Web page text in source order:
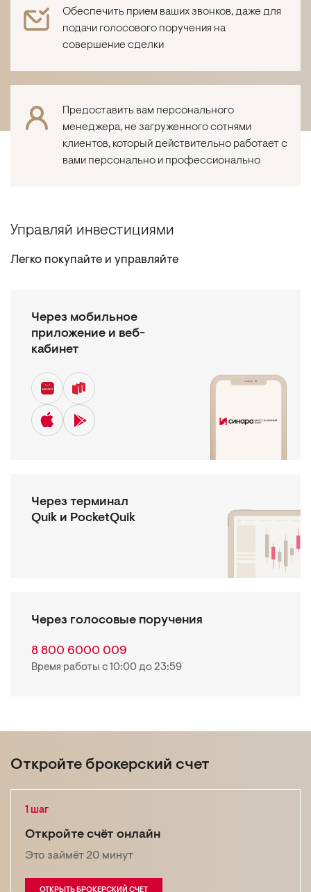
Обеспечить прием ваших звонков, даже для
подачи голосового поручения на
совершение сделки
Предоставить вам персонального
менеджера, не загруженного сотнями
клиентов, который действительно работает с
вами персонально и профессионально
Управляй инвестициями
Легко покупайте и управляйте
Через мобильное
приложение и веб-
кабинет
Через терминал
Quik и PocketQuik
Через голосовые поручения
8 800 6000 009
Время работы с 10:00 до 23:59
Откройте брокерский счет
1 шаг
Откройте счёт онлайн
Это займёт 20 минут
ОТКРЫТЬ БРОКЕРСКИЙ СЧЕТ